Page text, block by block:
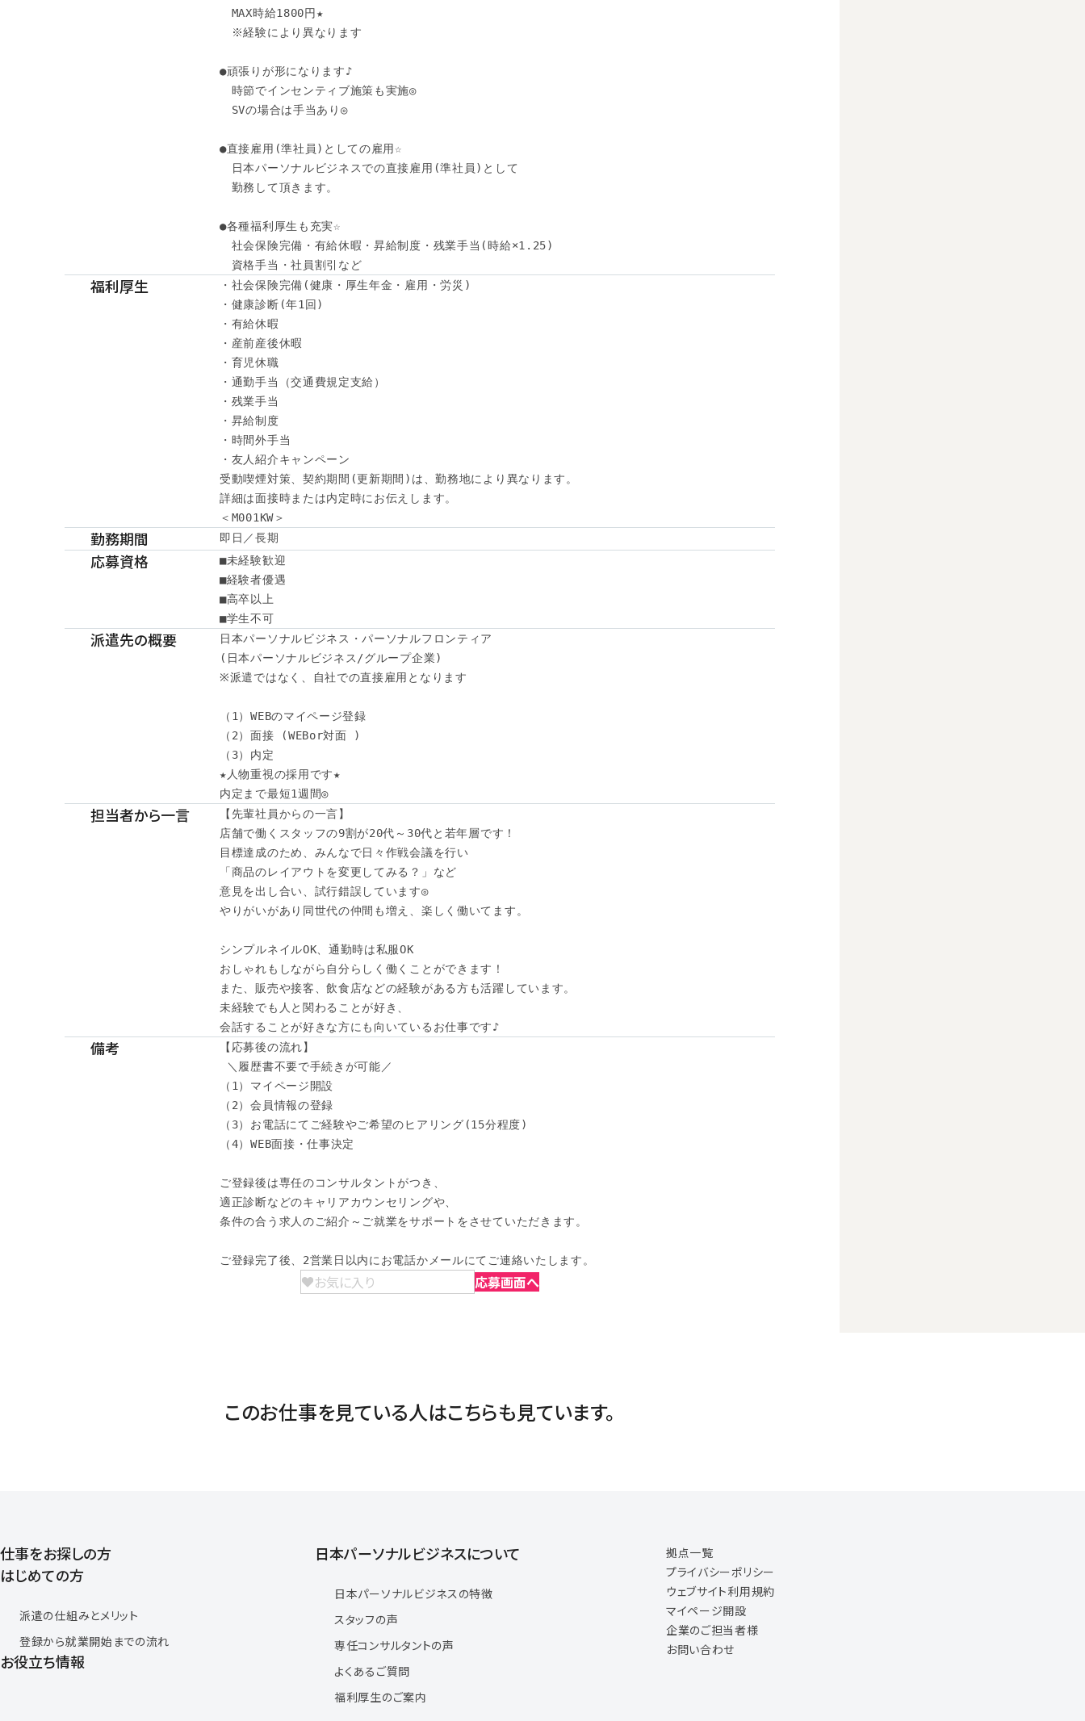
MAX時給1800円★
※経験により異なります
●頑張りが形になります♪
時節でインセンティブ施策も実施◎
SVの場合は手当あり◎
●直接雇用(準社員)としての雇用☆
日本パーソナルビジネスでの直接雇用(準社員)として
勤務して頂きます。
●各種福利厚生も充実☆
社会保険完備・有給休暇・昇給制度・残業手当(時給×1.25)
資格手当・社員割引など
福利厚生
・社会保険完備(健康・厚生年金・雇用・労災)
・健康診断(年1回)
・有給休暇
・産前産後休暇
・育児休職
・通勤手当（交通費規定支給）
・残業手当
・昇給制度
・時間外手当
・友人紹介キャンペーン
受動喫煙対策、契約期間(更新期間)は、勤務地により異なります。
詳細は面接時または内定時にお伝えします。
＜M001KW＞
勤務期間 即日／長期
応募資格
■未経験歓迎
■経験者優遇
■高卒以上
■学生不可
派遣先の概要
日本パーソナルビジネス・パーソナルフロンティア
(日本パーソナルビジネス/グループ企業)
※派遣ではなく、自社での直接雇用となります
（1）WEBのマイページ登録
（2）面接 (WEBor対面 )
（3）内定
★人物重視の採用です★
内定まで最短1週間◎
担当者から一言
【先輩社員からの一言】
店舗で働くスタッフの9割が20代～30代と若年層です！
目標達成のため、みんなで日々作戦会議を行い
「商品のレイアウトを変更してみる？」など
意見を出し合い、試行錯誤しています◎
やりがいがあり同世代の仲間も増え、楽しく働いてます。
シンプルネイルOK、通勤時は私服OK
おしゃれもしながら自分らしく働くことができます！
また、販売や接客、飲食店などの経験がある方も活躍しています。
未経験でも人と関わることが好き、
会話することが好きな方にも向いているお仕事です♪
備考
【応募後の流れ】
＼履歴書不要で手続きが可能／
（1）マイページ開設
（2）会員情報の登録
（3）お電話にてご経験やご希望のヒアリング(15分程度)
（4）WEB面接・仕事決定
ご登録後は専任のコンサルタントがつき、
適正診断などのキャリアカウンセリングや、
条件の合う求人のご紹介～ご就業をサポートをさせていただきます。
ご登録完了後、2営業日以内にお電話かメールにてご連絡いたします。
お気に入り 応募画面へ
このお仕事を見ている人はこちらも見ています。
仕事をお探しの方
はじめての方
派遣の仕組みとメリット
登録から就業開始までの流れ
お役立ち情報
日本パーソナルビジネスについて
日本パーソナルビジネスの特徴
スタッフの声
専任コンサルタントの声
よくあるご質問
福利厚生のご案内
拠点一覧
プライバシーポリシー
ウェブサイト利用規約
マイページ開設
企業のご担当者様
お問い合わせ